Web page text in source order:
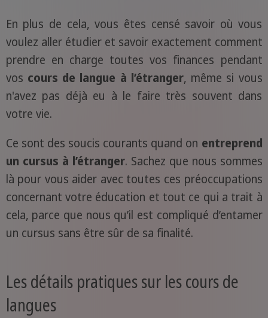
En plus de cela, vous êtes censé savoir où vous
voulez aller étudier et savoir exactement comment
prendre en charge toutes vos finances pendant
vos cours de langue à l’étranger, même si vous
n'avez pas déjà eu à le faire très souvent dans
votre vie.
Ce sont des soucis courants quand on entreprend
un cursus à l’étranger. Sachez que nous sommes
là pour vous aider avec toutes ces préoccupations
concernant votre éducation et tout ce qui a trait à
cela, parce que nous qu’il est compliqué d’entamer
un cursus sans être sûr de sa finalité.
Les détails pratiques sur les cours de
langues